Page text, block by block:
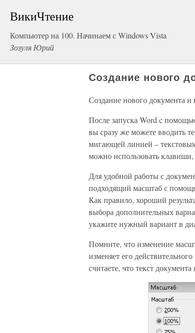
ВикиЧтение
Компьютер на 100. Начинаем с Windows Vista
Зозуля Юрий
Создание нового
Создание нового документа и
После запуска Word c
вы сразу же можете вводить
мигающей линией –
можно использовать
Для удобной работы с
подходящий масштаб с
Как правило, хороший
выбора дополнительных
укажите нужный вариант в
Помните, что изменение
изменяет его
считаете, что текст